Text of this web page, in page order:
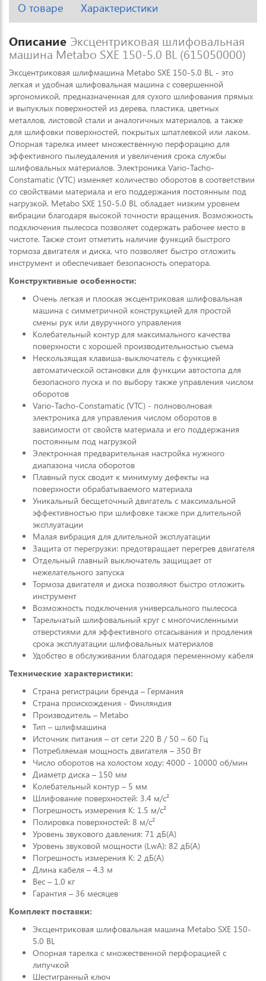
О товаре Характеристики
Описание Эксцентриковая шлифовальная
машина Metabo SXE 150-5.0 BL (615050000)
Эксцентриковая шлифмашина Metabo SXE 150-5.0 BL - это
легкая и удобная шлифовальная машина с совершенной
эргономикой, предназначенная для сухого шлифования прямых
и выпуклых поверхностей из дерева, пластика, цветных
металлов, листовой стали и аналогичных материалов, а также
для шлифовки поверхностей, покрытых шпатлевкой или лаком.
Опорная тарелка имеет множественную перфорацию для
эффективного пылеудаления и увеличения срока службы
шлифовальных материалов. Электроника Vario-Tacho-
Constamatic (VTC) изменяет количество оборотов в соответствии
со свойствами материала и его поддержания постоянным под
нагрузкой. Metabo SXE 150-5.0 BL обладает низким уровнем
вибрации благодаря высокой точности вращения. Возможность
подключения пылесоса позволяет содержать рабочее место в
чистоте. Также стоит отметить наличие функций быстрого
тормоза двигателя и диска, что позволяет быстро отложить
инструмент и обеспечивает безопасность оператора.
Конструктивные особенности:
Очень легкая и плоская эксцентриковая шлифовальная
машина с симметричной конструкцией для простой
смены рук или двуручного управления
Колебательный контур для максимального качества
поверхности с хорошей производительностью съема
Нескользящая клавиша-выключатель с функцией
автоматической остановки для функции автостопа для
безопасного пуска и по выбору также управления числом
оборотов
Vario-Tacho-Constamatic (VTC) - полноволновая
электроника для управления числом оборотов в
зависимости от свойств материала и его поддержания
постоянным под нагрузкой
Электронная предварительная настройка нужного
диапазона числа оборотов
Плавный пуск сводит к минимуму дефекты на
поверхности обрабатываемого материала
Уникальный бесщеточный двигатель с максимальной
эффективностью при шлифовке также при длительной
эксплуатации
Малая вибрация для длительной эксплуатации
Защита от перегрузки: предотвращает перегрев двигателя
Отдельный главный выключатель защищает от
нежелательного запуска
Тормоза двигателя и диска позволяют быстро отложить
инструмент
Возможность подключения универсального пылесоса
Тарельчатый шлифовальный круг с многочисленными
отверстиями для эффективного отсасывания и продления
срока эксплуатации шлифовальных материалов
Удобство в обслуживании благодаря переменному кабеля
Технические характеристики:
Страна регистрации бренда – Германия
Страна происхождения - Финляндия
Производитель – Metabo
Тип – шлифмашина
Источник питания – от сети 220 В / 50 – 60 Гц
Потребляемая мощность двигателя – 350 Вт
Число оборотов на холостом ходу: 4000 - 10000 об/мин
Диаметр диска – 150 мм
Колебательный контур – 5 мм
Шлифование поверхностей: 3.4 м/с²
Погрешность измерения K: 1.5 м/с²
Полировка поверхностей: 8 м/с²
Уровень звукового давления: 71 дБ(А)
Уровень звуковой мощности (LwA): 82 дБ(А)
Погрешность измерения К: 2 дБ(А)
Длина кабеля – 4.3 м
Вес – 1.0 кг
Гарантия – 36 месяцев
Комплект поставки:
Эксцентриковая шлифовальная машина Metabo SXE 150-
5.0 BL
Опорная тарелка с множественной перфорацией с
липучкой
Шестигранный ключ